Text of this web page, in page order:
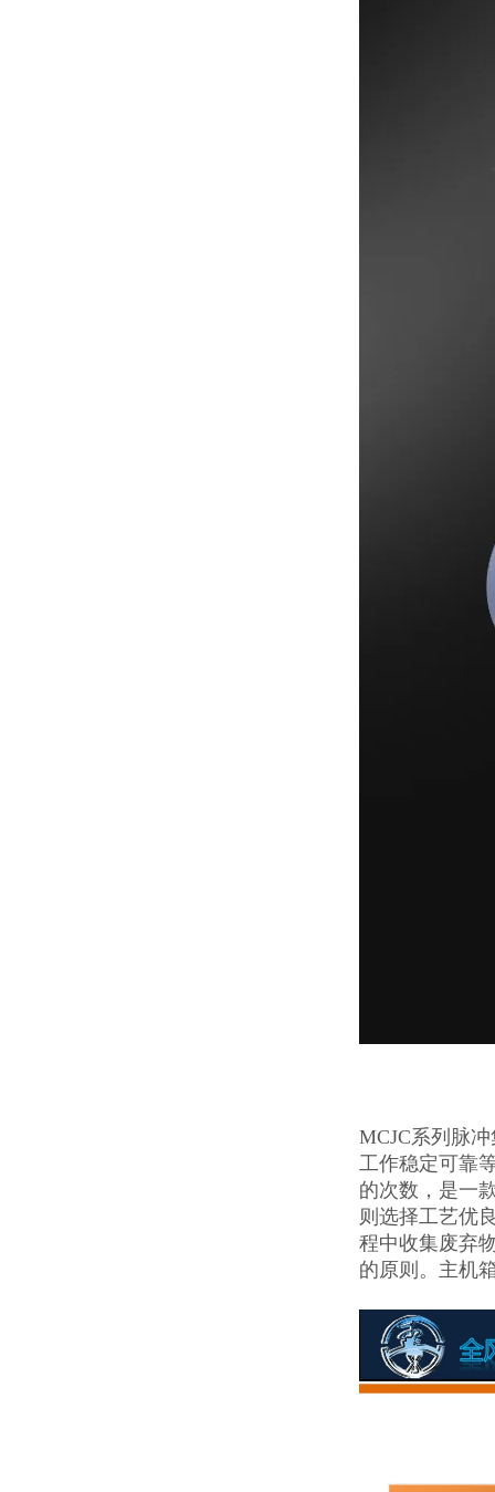
MCJC系列脉
工作稳定可靠
的次数，是一
则选择工艺优
程中收集废弃
的原则。主机